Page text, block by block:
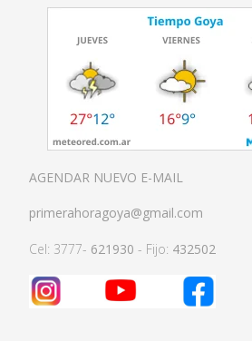
AGENDAR NUEVO E-MAIL
primerahoragoya@gmail.com
Cel: 3777- 621930 - Fijo: 432502